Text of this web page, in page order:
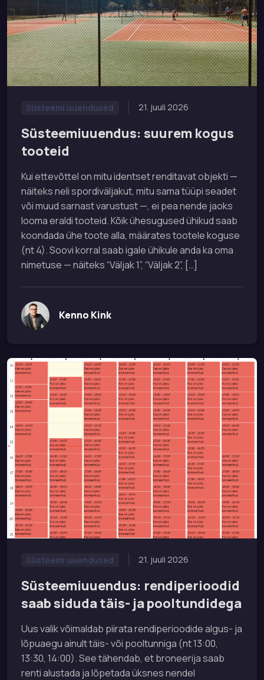
Süsteemi uuendused 21. juuli 2026
Süsteemiuuendus: suurem kogus
tooteid
Kui ettevõttel on mitu identset renditavat objekti —
näiteks neli spordiväljakut, mitu sama tüüpi seadet
või muud sarnast varustust —, ei pea nende jaoks
looma eraldi tooteid. Kõik ühesugused ühikud saab
koondada ühe toote alla, määrates tootele koguse
(nt 4). Soovi korral saab igale ühikule anda ka oma
nimetuse — näiteks “Väljak 1”, “Väljak 2”, […]
Kenno Kink
Süsteemi uuendused 21. juuli 2026
Süsteemiuuendus: rendiperioodid
saab siduda täis- ja pooltundidega
Uus valik võimaldab piirata rendiperioodide algus- ja
lõpuaegu ainult täis- või pooltunniga (nt 13:00,
13:30, 14:00). See tähendab, et broneerija saab
renti alustada ja lõpetada üksnes nendel